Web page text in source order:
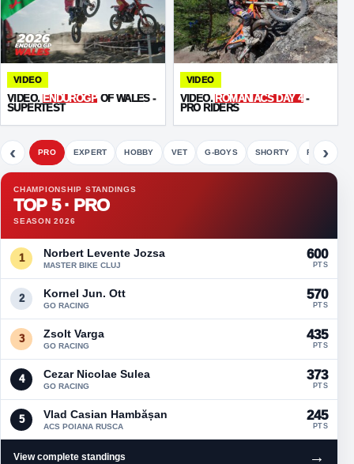
VIDEO
VIDEO. ENDUROGP OF WALES -
SUPERTEST
VIDEO
VIDEO. ROMANIACS DAY 4-
PRO RIDERS
‹ PRO EXPERT HOBBY VET G-BOYS SHORTY FETE
›
CHAMPIONSHIP STANDINGS
TOP 5 · PRO
SEASON 2026
1 Norbert Levente Jozsa
MASTER BIKE CLUJ
600
PTS
2 Kornel Jun. Ott
GO RACING
570
PTS
3 Zsolt Varga
GO RACING
435
PTS
4 Cezar Nicolae Sulea
GO RACING
373
PTS
5 Vlad Casian Hambășan
ACS POIANA RUSCA
245
PTS
View complete standings →